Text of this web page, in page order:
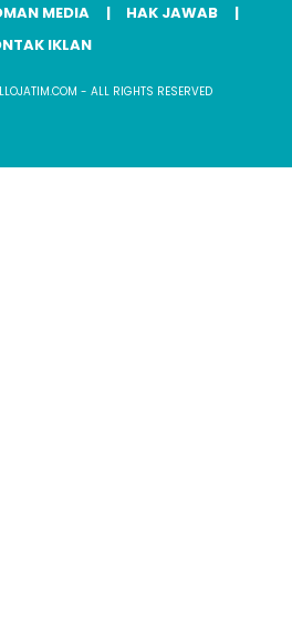
MEDIA
HAK JAWAB
IKLAN
- ALL RIGHTS RESERVED